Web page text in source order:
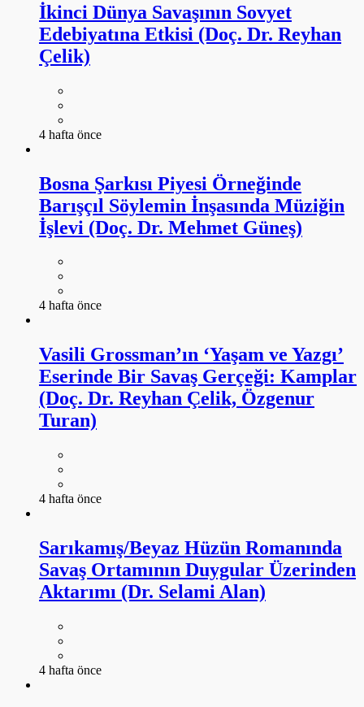
İkinci Dünya Savaşının Sovyet
Edebiyatına Etkisi (Doç. Dr. Reyhan
Çelik)
4 hafta önce
Bosna Şarkısı Piyesi Örneğinde
Barışçıl Söylemin İnşasında Müziğin
İşlevi (Doç. Dr. Mehmet Güneş)
4 hafta önce
Vasili Grossman’ın ‘Yaşam ve Yazgı’
Eserinde Bir Savaş Gerçeği: Kamplar
(Doç. Dr. Reyhan Çelik, Özgenur
Turan)
4 hafta önce
Sarıkamış/Beyaz Hüzün Romanında
Savaş Ortamının Duygular Üzerinden
Aktarımı (Dr. Selami Alan)
4 hafta önce